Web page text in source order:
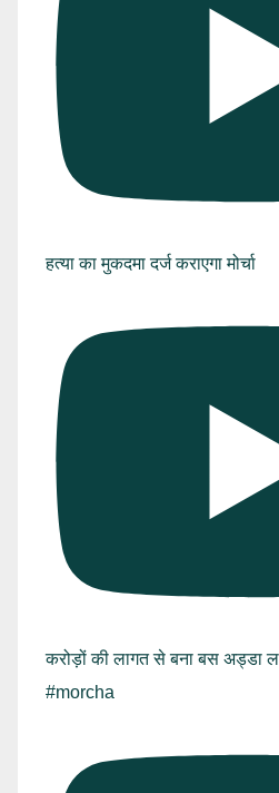
हत्या का मुकदमा दर्ज कराएगा मोर्चा
करोड़ों की लागत से बना बस अड्डा
#morcha